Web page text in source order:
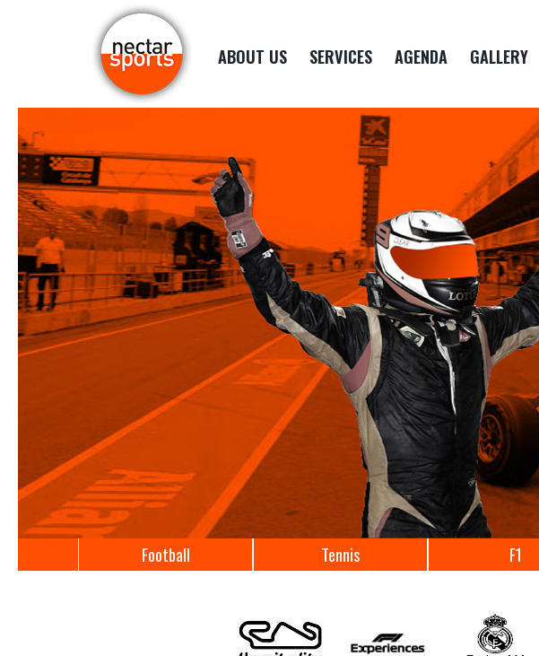
ABOUT US SERVICES AGENDA GALLERY
Football Tennis F1